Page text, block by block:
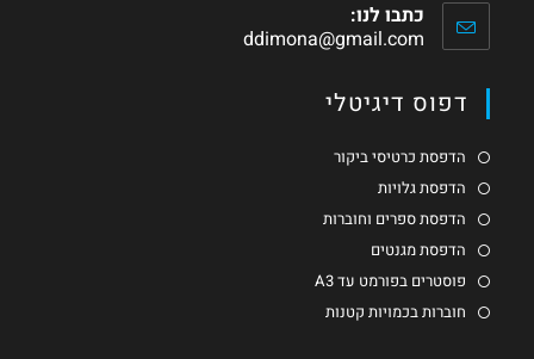
כתבו לנו:
ddimona@gmail.com
דפוס דיגיטלי
הדפסת כרטיסי ביקור
הדפסת גלויות
הדפסת ספרים וחוברות
הדפסת מגנטים
פוסטרים בפורמט עד A3
חוברות בכמויות קטנות